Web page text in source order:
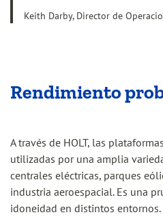
Keith Darby, Director de
Rendimiento
A través de HOLT, las
utilizadas por una amplia
centrales eléctricas, parques
industria aeroespacial. Es una
idoneidad en distintos entornos.